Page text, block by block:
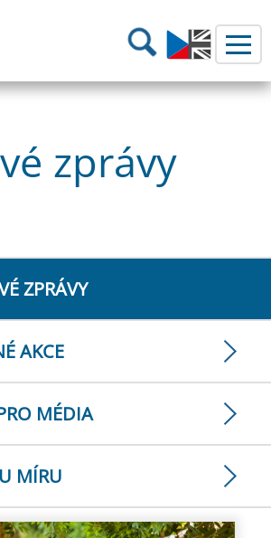
Ministerstvo dopravy Hledání
zprávy
ZPRÁVY
AKCE
MÉDIA
MÍRU